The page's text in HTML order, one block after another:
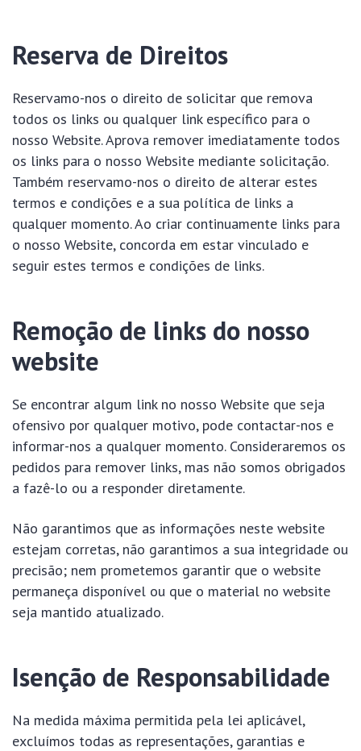
Reserva de Direitos
Reservamo-nos o direito de solicitar que remova
todos os links ou qualquer link específico para o
nosso Website. Aprova remover imediatamente todos
os links para o nosso Website mediante solicitação.
Também reservamo-nos o direito de alterar estes
termos e condições e a sua política de links a
qualquer momento. Ao criar continuamente links para
o nosso Website, concorda em estar vinculado e
seguir estes termos e condições de links.
Remoção de links do nosso
website
Se encontrar algum link no nosso Website que seja
ofensivo por qualquer motivo, pode contactar-nos e
informar-nos a qualquer momento. Consideraremos os
pedidos para remover links, mas não somos obrigados
a fazê-lo ou a responder diretamente.
Não garantimos que as informações neste website
estejam corretas, não garantimos a sua integridade ou
precisão; nem prometemos garantir que o website
permaneça disponível ou que o material no website
seja mantido atualizado.
Isenção de Responsabilidade
Na medida máxima permitida pela lei aplicável,
excluímos todas as representações, garantias e